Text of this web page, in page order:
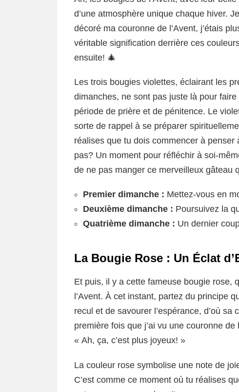
d’une atmosphère unique chaque hiver.
décoré ma couronne de l’Avent, j’étais
véritable signification derrière ces
ensuite! 🎄
Les trois bougies violettes, éclairant les
dimanches, ne sont pas juste là pour
période de prière et de pénitence. Le
sorte de rappel à se préparer
réalises que tu dois commencer à penser
pas? Un moment pour réfléchir à soi-
de ne pas manger ce merveilleux gâteau
Premier dimanche : Mettez-vous en
Deuxième dimanche : Poursuivez la
Quatrième dimanche : Un dernier
La Bougie Rose : Un Éclat
Et puis, il y a cette fameuse bougie rose,
l’Avent. À cet instant, partez du principe
recul et de savourer l’espérance, d’où
première fois que j’ai vu une couronne de
« Ah, ça, c’est plus joyeux! »
La couleur rose symbolise une note de
C’est comme ce moment où tu réalises